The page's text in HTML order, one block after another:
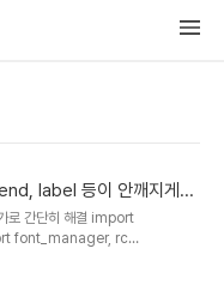
label 등이 안깨지게...
로 간단히 해결 import
font_manager, rc